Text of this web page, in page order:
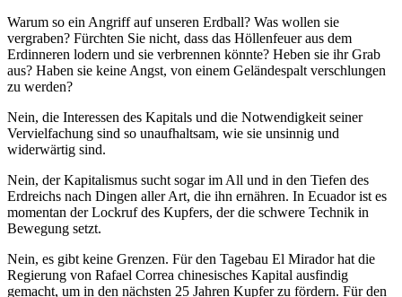
Warum so ein Angriff auf unseren Erdball? Was wollen sie
vergraben? Fürchten Sie nicht, dass das Höllenfeuer aus dem
Erdinneren lodern und sie verbrennen könnte? Heben sie ihr Grab
aus? Haben sie keine Angst, von einem Geländespalt verschlungen
zu werden?
Nein, die Interessen des Kapitals und die Notwendigkeit seiner
Vervielfachung sind so unaufhaltsam, wie sie unsinnig und
widerwärtig sind.
Nein, der Kapitalismus sucht sogar im All und in den Tiefen des
Erdreichs nach Dingen aller Art, die ihn ernähren. In Ecuador ist es
momentan der Lockruf des Kupfers, der die schwere Technik in
Bewegung setzt.
Nein, es gibt keine Grenzen. Für den Tagebau El Mirador hat die
Regierung von Rafael Correa chinesisches Kapital ausfindig
gemacht, um in den nächsten 25 Jahren Kupfer zu fördern. Für den